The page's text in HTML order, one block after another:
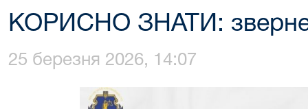
КОРИСНО ЗНАТИ:
25 березня 2026, 14:07